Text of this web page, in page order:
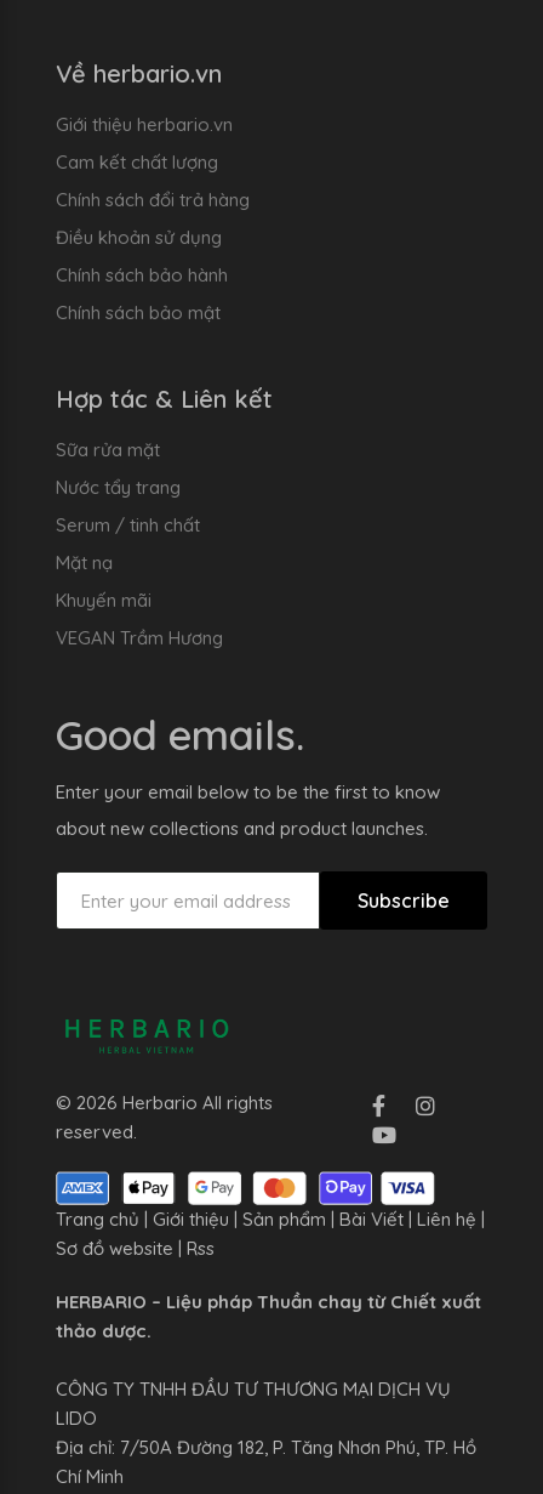
Về herbario.vn
Giới thiệu herbario.vn
Cam kết chất lượng
Chính sách đổi trả hàng
Điều khoản sử dụng
Chính sách bảo hành
Chính sách bảo mật
Hợp tác & Liên kết
Sữa rửa mặt
Nước tẩy trang
Serum / tinh chất
Mặt nạ
Khuyến mãi
VEGAN Trầm Hương
Good emails.
Enter your email below to be the first to know
about new collections and product launches.
Subscribe
© 2026 Herbario All rights
reserved.
Trang chủ | Giới thiệu | Sản phẩm | Bài Viết | Liên hệ |
Sơ đồ website | Rss
HERBARIO – Liệu pháp Thuần chay từ Chiết xuất
thảo dược.
CÔNG TY TNHH ĐẦU TƯ THƯƠNG MẠI DỊCH VỤ
LIDO
Địa chỉ: 7/50A Đường 182, P. Tăng Nhơn Phú, TP. Hồ
Chí Minh